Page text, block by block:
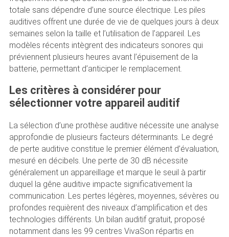
totale sans dépendre d’une source électrique. Les piles
auditives offrent une durée de vie de quelques jours à deux
semaines selon la taille et l’utilisation de l’appareil. Les
modèles récents intègrent des indicateurs sonores qui
préviennent plusieurs heures avant l’épuisement de la
batterie, permettant d’anticiper le remplacement.
Les critères à considérer pour
sélectionner votre appareil auditif
La sélection d’une prothèse auditive nécessite une analyse
approfondie de plusieurs facteurs déterminants. Le degré
de perte auditive constitue le premier élément d’évaluation,
mesuré en décibels. Une perte de 30 dB nécessite
généralement un appareillage et marque le seuil à partir
duquel la gêne auditive impacte significativement la
communication. Les pertes légères, moyennes, sévères ou
profondes requièrent des niveaux d’amplification et des
technologies différents. Un bilan auditif gratuit, proposé
notamment dans les 99 centres VivaSon répartis en